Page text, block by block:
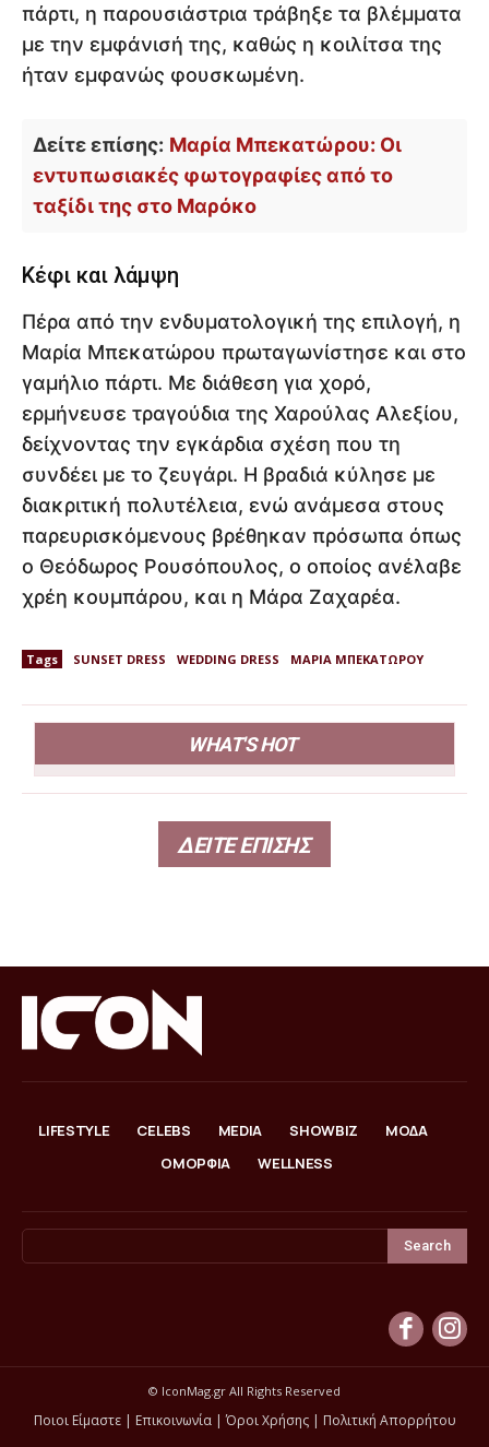
πάρτι, η παρουσιάστρια τράβηξε τα βλέμματα
με την εμφάνισή της, καθώς η κοιλίτσα της
ήταν εμφανώς φουσκωμένη.
Δείτε επίσης: Μαρία Μπεκατώρου: Οι
εντυπωσιακές φωτογραφίες από το
ταξίδι της στο Μαρόκο
Κέφι και λάμψη
Πέρα από την ενδυματολογική της επιλογή, η
Μαρία Μπεκατώρου πρωταγωνίστησε και στο
γαμήλιο πάρτι. Με διάθεση για χορό,
ερμήνευσε τραγούδια της Χαρούλας Αλεξίου,
δείχνοντας την εγκάρδια σχέση που τη
συνδέει με το ζευγάρι. Η βραδιά κύλησε με
διακριτική πολυτέλεια, ενώ ανάμεσα στους
παρευρισκόμενους βρέθηκαν πρόσωπα όπως
ο Θεόδωρος Ρουσόπουλος, ο οποίος ανέλαβε
χρέη κουμπάρου, και η Μάρα Ζαχαρέα.
Tags SUNSET DRESS WEDDING DRESS ΜΑΡΙΑ ΜΠΕΚΑΤΩΡΟΥ
WHAT'S HOT
ΔΕΙΤΕ ΕΠΙΣΗΣ
LIFESTYLE CELEBS MEDIA SHOWBIZ
ΜΟΔΑ
ΟΜΟΡΦΙΑ
WELLNESS
Search
© IconMag.gr All Rights Reserved
Ποιοι Είμαστε| Επικοινωνία|Όροι Χρήσης| Πολιτική Απορρήτου